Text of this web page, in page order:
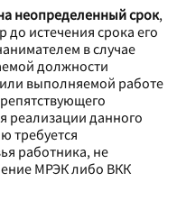
неопределенный срок,
до истечения срока его
в случае
должности
выполняемой работе
данного
требуется
работника, не
МРЭК либо ВКК